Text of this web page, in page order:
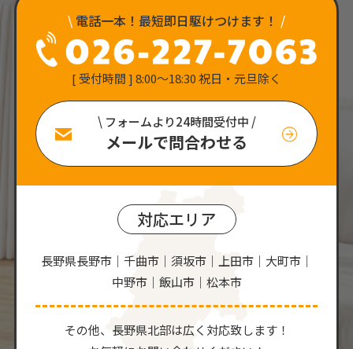
\ 電話一本！最短即日駆けつけます！ /
[ 受付時間 ] 8:00〜18:30 祝日・元旦除く
\ フォームより24時間受付中 /
メールで問合わせる
対応エリア
長野県長野市｜千曲市｜須坂市｜上田市｜大町市｜
中野市｜飯山市｜松本市
その他、⻑野県北部は広く対応致します！